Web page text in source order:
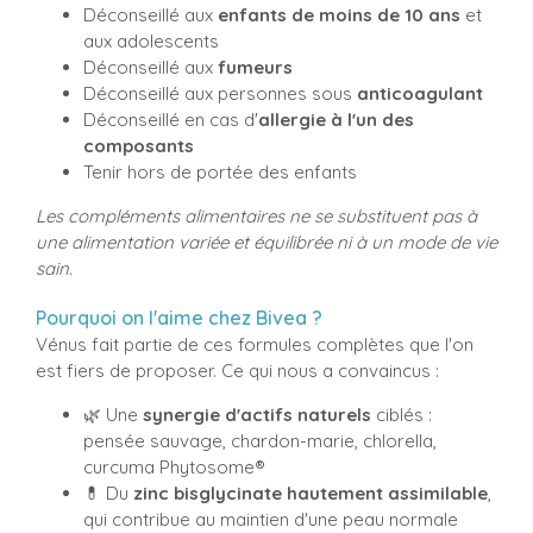
Déconseillé aux enfants de moins de 10 ans et
aux adolescents
Déconseillé aux fumeurs
Déconseillé aux personnes sous anticoagulant
Déconseillé en cas d'allergie à l'un des
composants
Tenir hors de portée des enfants
Les compléments alimentaires ne se substituent pas à
une alimentation variée et équilibrée ni à un mode de vie
sain.
Pourquoi on l'aime chez Bivea ?
Vénus fait partie de ces formules complètes que l'on
est fiers de proposer. Ce qui nous a convaincus :
🌿 Une synergie d'actifs naturels ciblés :
pensée sauvage, chardon-marie, chlorella,
curcuma Phytosome®
💊 Du zinc bisglycinate hautement assimilable,
qui contribue au maintien d'une peau normale